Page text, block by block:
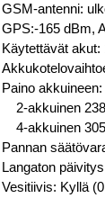
GSM-antenni:
GPS:-165 dBm,
Käytettävät akut:
Paino akkuineen:
2-akkuinen
4-akkuinen
Pannan
Langaton
Vesitiivis: Kyllä